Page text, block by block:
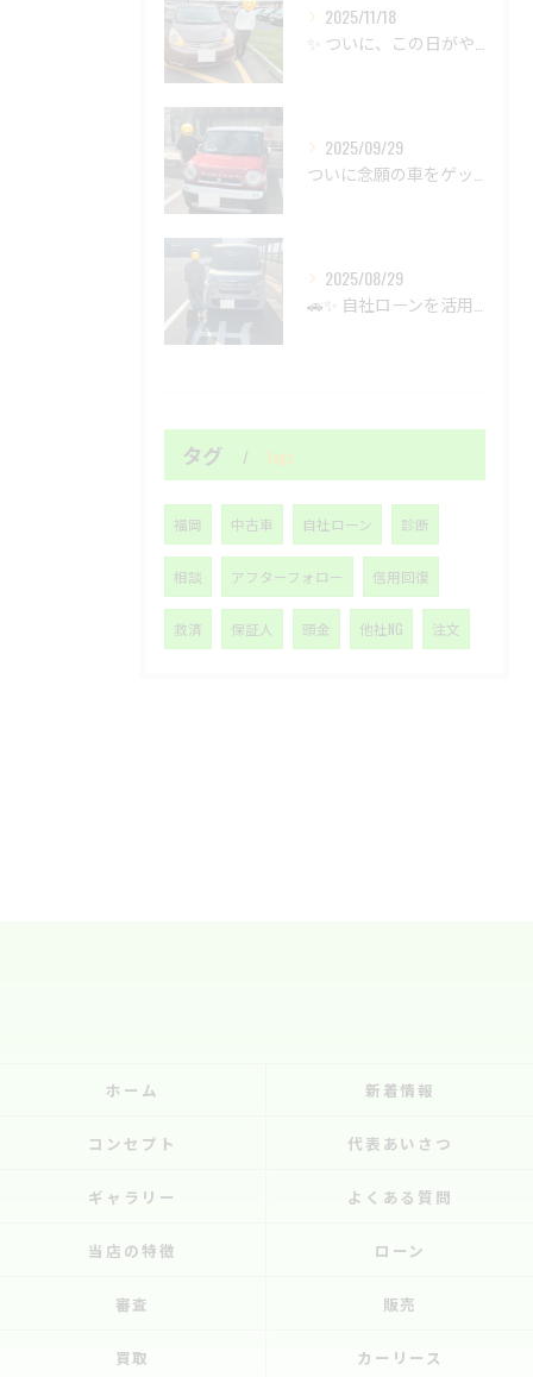
2025/11/18
2025/09/29
2025/08/29
タグ Tags
福岡 中古車 自社ローン 診断
相談 アフターフォロー 信用回復
救済 保証人 頭金 他社NG 注文
ホーム 新着情報
コンセプト 代表あいさつ
ギャラリー よくある質問
当店の特徴 ローン
審査 販売
買取 カーリース